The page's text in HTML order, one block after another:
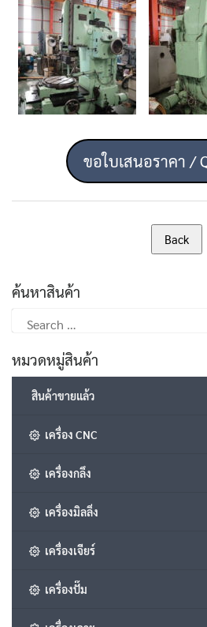
ขอใบเสนอราคา /
ค้นหาสินค้า
for:
หมวดหมู่สินค้า
สินค้าขายแล้ว
เครื่อง CNC
เครื่องกลึง
เครื่องมิลลิ่ง
เครื่องเจียร์
เครื่องปั๊ม